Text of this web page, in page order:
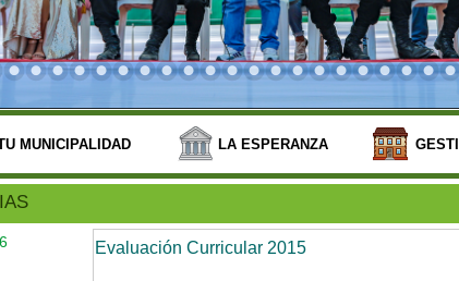
MUNICIPALIDAD LA ESPERANZA
Evaluación Curricular 2015